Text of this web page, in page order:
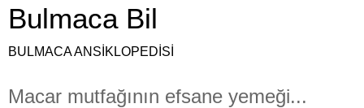
Bulmaca Bil
BULMACA ANSİKLOPEDİSİ
Macar mutfağının efsane yemeği...